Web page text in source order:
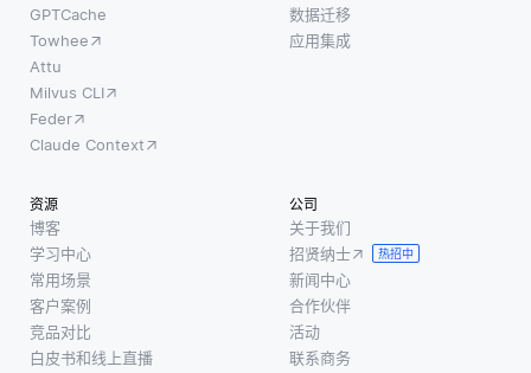
GPTCache
Towhee
Attu
Milvus CLI
Feder
Claude Context
数据迁移
应用集成
资源
博客
学习中心
常用场景
客户案例
竞品对比
白皮书和线上直播
公司
关于我们
招贤纳士
热招中
新闻中心
合作伙伴
活动
联系商务